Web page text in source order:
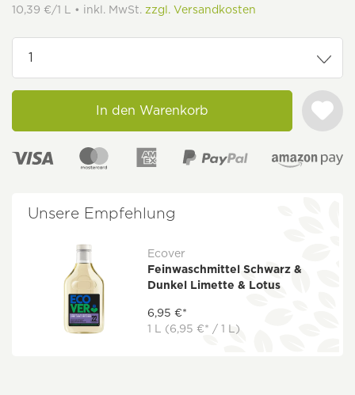
10,39 €/1 L • inkl. MwSt. zzgl. Versandkosten
In den Warenkorb
Unsere Empfehlung
Ecover
Feinwaschmittel Schwarz &
Dunkel Limette & Lotus
6,95 €*
1 L (6,95 €* / 1 L)